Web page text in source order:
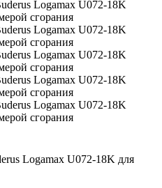
Logamax U072-18K для